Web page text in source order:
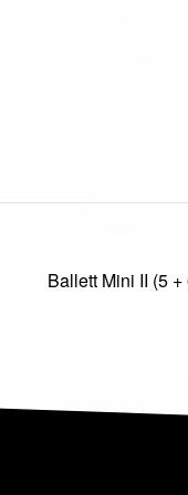
Ballett Mini II (5